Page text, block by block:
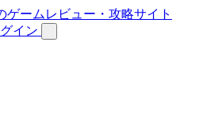
イン